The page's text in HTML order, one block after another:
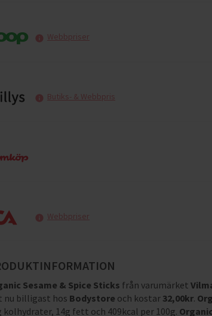
Webbpriser
Butiks- & Webbpris
Webbpriser
Sesame & Spice Sticks från varumärket
nu billigast hos Bodystore och kostar 32,00kr.
kolhydrater, 14g fett och 409kcal per 100g.